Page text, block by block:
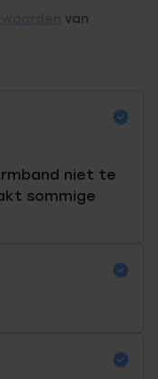
van
niet te
sommige